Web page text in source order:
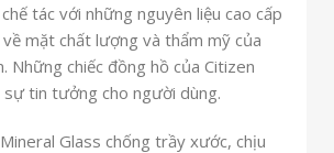
tác với những nguyên liệu cao cấp
mặt chất lượng và thẩm mỹ của
Những chiếc đồng hồ của Citizen
sự tin tưởng cho người dùng.
Glass chống trầy xước, chịu